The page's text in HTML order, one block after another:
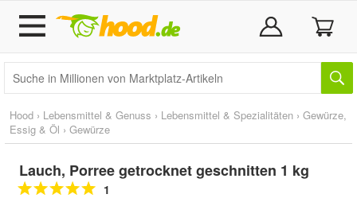
Hood › Lebensmittel & Genuss › Lebensmittel & Spezialitäten › Gewürze,
Essig & Öl › Gewürze
Lauch, Porree getrocknet geschnitten 1 kg
1